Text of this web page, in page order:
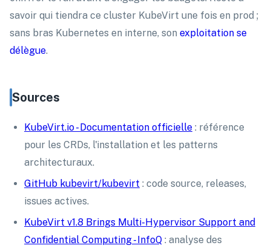
savoir qui tiendra ce cluster KubeVirt une fois en prod ;
sans bras Kubernetes en interne, son exploitation se
délègue.
Sources
KubeVirt.io - Documentation officielle : référence
pour les CRDs, l'installation et les patterns
architecturaux.
GitHub kubevirt/kubevirt : code source, releases,
issues actives.
KubeVirt v1.8 Brings Multi-Hypervisor Support and
Confidential Computing - InfoQ : analyse des